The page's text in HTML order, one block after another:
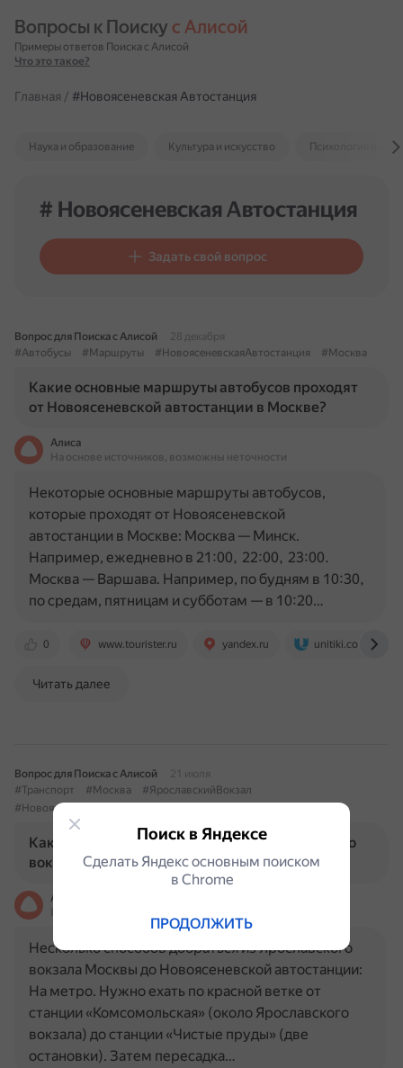
Вопросы к Поиску с Алисой
Примеры ответов Поиска с Алисой
Что это такое?
Главная / #Новоясеневская Автостанция
Наука и образование Культура и искусство Психология и
# Новоясеневская Автостанция
Задать свой вопрос
Вопрос для Поиска с Алисой
28 декабря
#Автобусы
#Маршруты #НовоясеневскаяАвтостанция #Москва
Какие основные маршруты автобусов проходят
от Новоясеневской автостанции в Москве?
Алиса
На основе источников, возможны неточности
0 www.tourister.ru yandex.ru unitiki.com
Некоторые основные маршруты автобусов,
которые проходят от Новоясеневской
автостанции в Москве: Москва — Минск.
Например, ежедневно в 21:00, 22:00, 23:00.
Москва — Варшава. Например, по будням в 10:30,
по средам, пятницам и субботам — в 10:20…
Читать далее
Вопрос для Поиска с Алисой
21 июля
#Транспорт
#Москва
#ЯрославскийВокзал
#НовоясеневскаяАвтостанция
Какие есть способы добраться из Ярославского
вокзала в Новоясеневскую автостанцию?
Алиса
Несколько способов добраться из Ярославского
вокзала Москвы до Новоясеневской автостанции:
На метро. Нужно ехать по красной ветке от
станции «Комсомольская» (около Ярославского
вокзала) до станции «Чистые пруды» (две
остановки). Затем пересадка…
Поиск в Яндексе
Сделать Яндекс основным поиском
в Сhrome
ПРОДОЛЖИТЬ